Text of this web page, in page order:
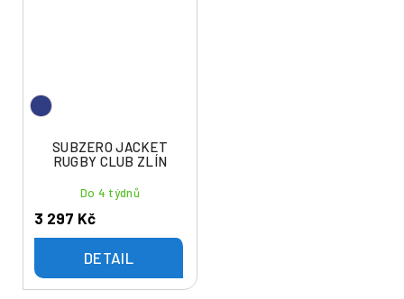
SUBZERO JACKET
RUGBY CLUB ZLÍN
Do 4 týdnů
3 297 Kč
DETAIL